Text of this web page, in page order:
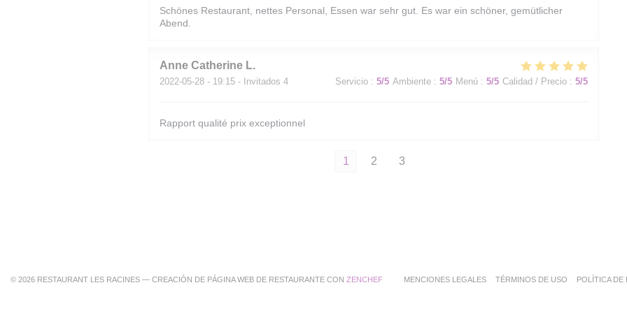
Schönes Restaurant, nettes Personal, Essen war sehr gut. Es war ein schöner, gemütlicher
Abend.
Anne Catherine L
2022-05-28 - 19:15 - Invitados 4 Servicio : 5/5 Ambiente : 5/5 Menú : 5/5 Calidad / Precio : 5/5
Rapport qualité prix exceptionnel
1 2 3
© 2026 RESTAURANT LES RACINES — CREACIÓN DE PÁGINA WEB DE RESTAURANTE CON ZENCHEF((ABRE EN UNA NUEVA VENTANA))
MENCIONES LEGALES((ABRE EN UNA NUEVA VENTANA))
TÉRMINOS DE USO ((ABRE EN UNA
POLÍTICA DE